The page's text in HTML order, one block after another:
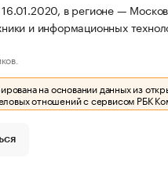
в регионе —
и информационных
на основании данных из
отношений с сервисом РБК